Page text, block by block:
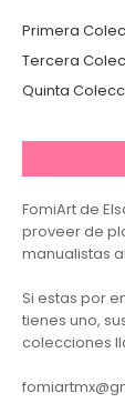
Primera
Tercera
Quinta
FomiArt de
proveer de
manualistas
Si estas por
tienes uno,
colecciones